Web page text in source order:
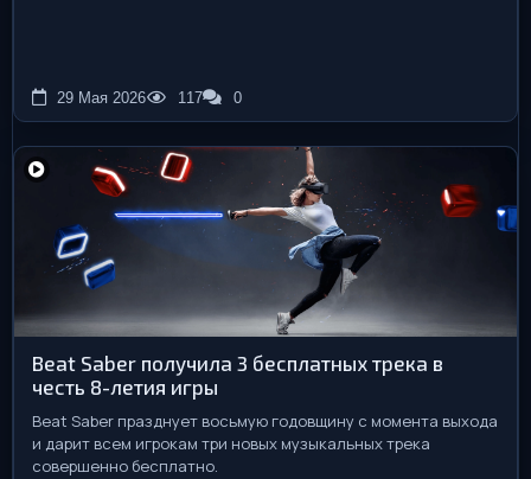
29 Мая 2026 117 0
Beat Saber получила 3 бесплатных трека в
честь 8-летия игры
Beat Saber празднует восьмую годовщину с момента выхода
и дарит всем игрокам три новых музыкальных трека
совершенно бесплатно.